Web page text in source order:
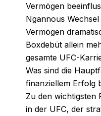
Vermögen
Ngannous
Vermögen
Boxdebüt allein
gesamte UFC-
Was sind die
finanziellem Erfolg
Zu den wichtigsten
in der UFC, der